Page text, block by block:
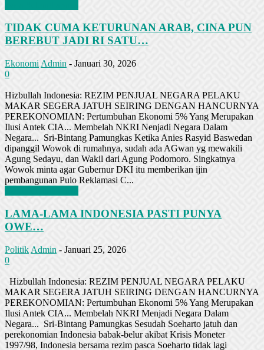
TIDAK CUMA KETURUNAN ARAB, CINA PUN
BEREBUT JADI RI SATU…
Ekonomi Admin - Januari 30, 2026
0
Hizbullah Indonesia: REZIM PENJUAL NEGARA PELAKU
MAKAR SEGERA JATUH SEIRING DENGAN HANCURNYA
PEREKONOMIAN: Pertumbuhan Ekonomi 5% Yang Merupakan
Ilusi Antek CIA... Membelah NKRI Nenjadi Negara Dalam
Negara... Sri-Bintang Pamungkas Ketika Anies Rasyid Baswedan
dipanggil Wowok di rumahnya, sudah ada AGwan yg mewakili
Agung Sedayu, dan Wakil dari Agung Podomoro. Singkatnya
Wowok minta agar Gubernur DKI itu memberikan ijin
pembangunan Pulo Reklamasi C...
LAMA-LAMA INDONESIA PASTI PUNYA
OWE…
Politik Admin - Januari 25, 2026
0
Hizbullah Indonesia: REZIM PENJUAL NEGARA PELAKU
MAKAR SEGERA JATUH SEIRING DENGAN HANCURNYA
PEREKONOMIAN: Pertumbuhan Ekonomi 5% Yang Merupakan
Ilusi Antek CIA... Membelah NKRI Menjadi Negara Dalam
Negara... Sri-Bintang Pamungkas Sesudah Soeharto jatuh dan
perekonomian Indonesia babak-belur akibat Krisis Moneter
1997/98, Indonesia bersama rezim pasca Soeharto tidak lagi